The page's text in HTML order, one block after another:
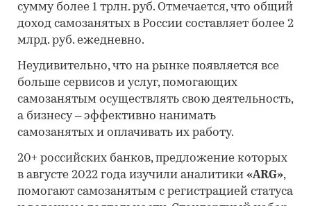
сумму более 1 трлн. руб. Отмечается, что общий
доход самозанятых в России составляет более 2
млрд. руб. ежедневно.
Неудивительно, что на рынке появляется все
больше сервисов и услуг, помогающих
самозанятым осуществлять свою деятельность,
а бизнесу – эффективно нанимать
самозанятых и оплачивать их работу.
20+ российских банков, предложение которых
в августе 2022 года изучили аналитики «ARG»,
помогают самозанятым с регистрацией статуса